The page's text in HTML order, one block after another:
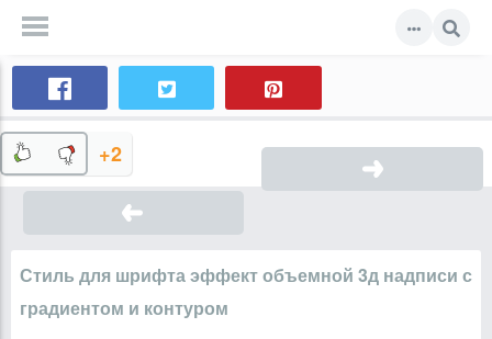
+2
Стиль для шрифта эффект объемной 3д надписи с
градиентом и контуром